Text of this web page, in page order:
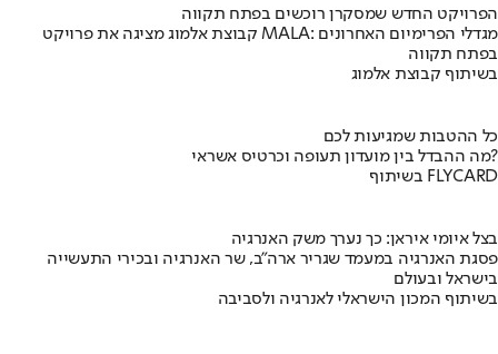
הפרויקט החדש שמסקרן רוכשים בפתח תקווה
קבוצת אלמוג מציגה את פרויקט MALA: מגדלי הפרימיום האחרונים
בפתח תקווה
בשיתוף קבוצת אלמוג
כל ההטבות שמגיעות לכם
מה ההבדל בין מועדון תעופה וכרטיס אשראי?
בשיתוף FLYCARD
בצל איומי איראן: כך נערך משק האנרגיה
פסגת האנרגיה במעמד שגריר ארה"ב, שר האנרגיה ובכירי התעשייה
בישראל ובעולם
בשיתוף המכון הישראלי לאנרגיה ולסביבה